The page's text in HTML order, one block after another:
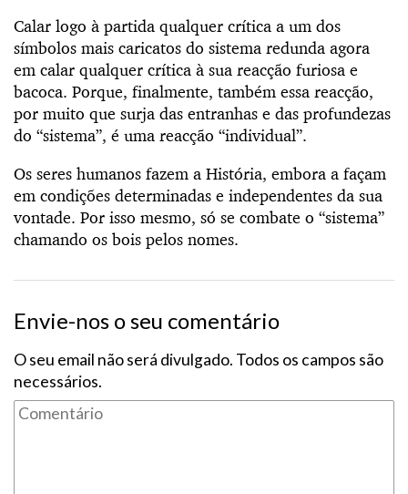
Calar logo à partida qualquer crítica a um dos
símbolos mais caricatos do sistema redunda agora
em calar qualquer crítica à sua reacção furiosa e
bacoca. Porque, finalmente, também essa reacção,
por muito que surja das entranhas e das profundezas
do “sistema”, é uma reacção “individual”.
Os seres humanos fazem a História, embora a façam
em condições determinadas e independentes da sua
vontade. Por isso mesmo, só se combate o “sistema”
chamando os bois pelos nomes.
Envie-nos o seu comentário
O seu email não será divulgado. Todos os campos são
necessários.